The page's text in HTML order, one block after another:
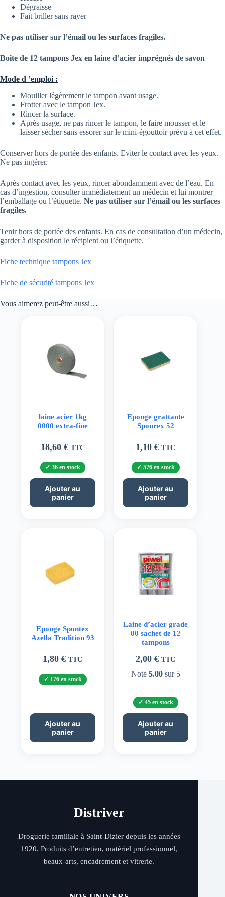
Dégraisse
Fait briller sans rayer
Ne pas utiliser sur l’émail ou les surfaces fragiles.
Boite de 12 tampons Jex en laine d’acier imprégnés de savon
Mode d ’emploi :
Mouiller légèrement le tampon avant usage.
Frotter avec le tampon Jex.
Rincer la surface.
Après usage, ne pas rincer le tampon, le faire mousser et le
laisser sécher sans essorer sur le mini-égouttoir prévu à cet effet.
Conserver hors de portée des enfants. Eviter le contact avec les yeux.
Ne pas ingérer.
Après contact avec les yeux, rincer abondamment avec de l’eau. En
cas d’ingestion, consulter immédiatement un médecin et lui montrer
l’emballage ou l’étiquette. Ne pas utiliser sur l’émail ou les surfaces
fragiles.
Tenir hors de portée des enfants. En cas de consultation d’un médecin,
garder à disposition le récipient ou l’étiquette.
Fiche technique tampons Jex
Fiche de sécurité tampons Jex
Vous aimerez peut-être aussi…
laine acier 1kg
0000 extra-fine
18,60 € TTC
36 en stock
Ajouter au
panier
Eponge grattante
Sponrex 52
1,10€ TTC
576 en stock
Ajouter au
panier
Eponge Spontex
Azella Tradition 93
1,80€ TTC
176 en stock
Ajouter au
panier
Laine d’acier grade
00 sachet de 12
tampons
2,00€ TTC
Note 5.00sur 5
45 en stock
Ajouter au
panier
Distriver
Droguerie familiale à Saint-Dizier depuis les années
1920. Produits d’entretien, matériel professionnel,
beaux-arts, encadrement et vitrerie.